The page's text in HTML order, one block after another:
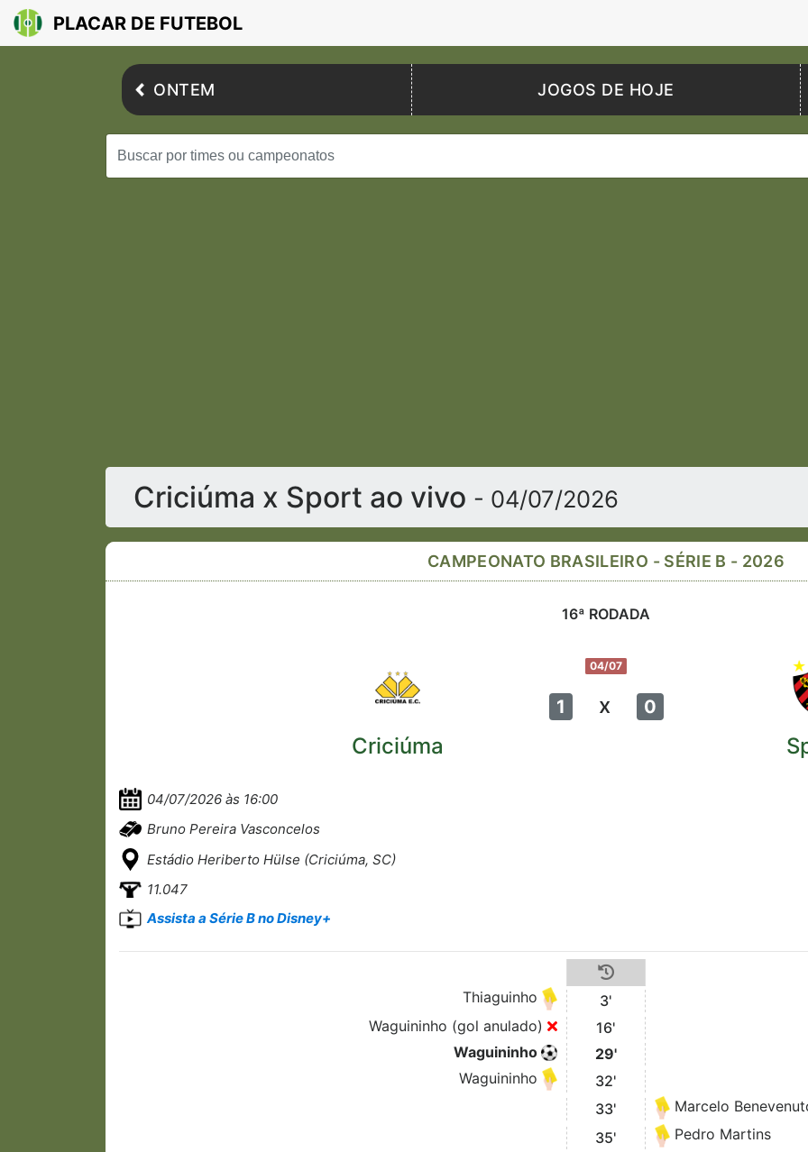
PLACAR DE FUTEBOL
ONTEM JOGOS DE HOJE
Criciúma x Sport ao vivo - 04/07/2026
CAMPEONATO BRASILEIRO - SÉRIE B - 2026
16ª RODADA
04/07
1 x 0
Criciúma
04/07/2026 às 16:00
Bruno Pereira Vasconcelos
Estádio Heriberto Hülse (Criciúma, SC)
11.047
Assista a Série B no Disney+
Thiaguinho
3'
Waguininho (gol anulado)
16'
Waguininho
29'
Waguininho
32'
33'
Marcelo
35'
Pedro Martins